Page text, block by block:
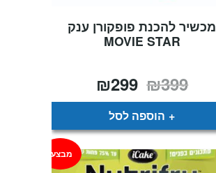
מכשיר להכנת פופקורן ענק
MOVIE STAR
₪399 המחיר
המקורי
היה:
₪399.
₪299
הוא:
הוספה לסל
מבצע!